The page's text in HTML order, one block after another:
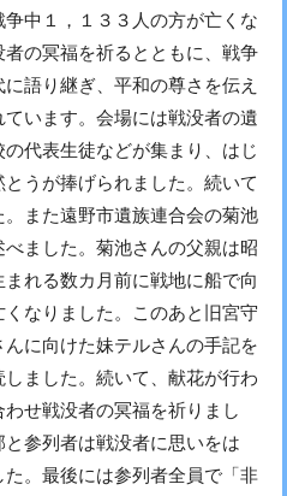
中１，１３３人の方が亡くな
の冥福を祈るとともに、戦争
語り継ぎ、平和の尊さを伝え
います。会場には戦没者の遺
代表生徒などが集まり、はじ
うが捧げられました。続いて
また遠野市遺族連合会の菊池
ました。菊池さんの父親は昭
れる数カ月前に戦地に船で向
なりました。このあと旧宮守
に向けた妹テルさんの手記を
ました。続いて、献花が行わ
せ戦没者の冥福を祈りまし
参列者は戦没者に思いをは
。最後には参列者全員で「非